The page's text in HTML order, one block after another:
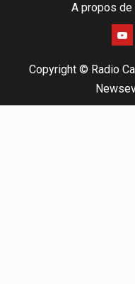
A propos de
Copyright © Radio